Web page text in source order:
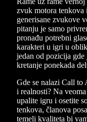
zvuk motora
generisane zvukove
pitanju je samo
pronađu potrebni
karakteri u igri u
jedan od pozicija
kretanje ponekada
Gde se nalazi Call to
i realnosti? Na
upalite igru i osetite
tenkova, članova
temelj kvaliteta bi